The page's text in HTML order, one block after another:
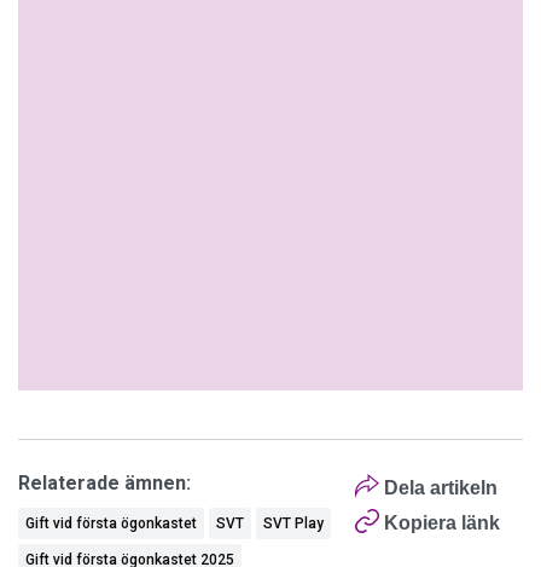
Dela artikeln
Kopiera länk
Relaterade ämnen:
Gift vid första ögonkastet SVT SVT Play
Gift vid första ögonkastet 2025